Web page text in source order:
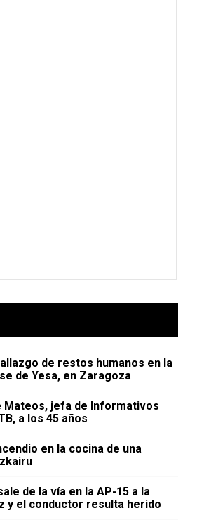
de restos humanos en la
de Yesa, en Zaragoza
Mateos, jefa de Informativos
a los 45 años
en la cocina de una
de la vía en la AP-15 a la
y el conductor resulta herido